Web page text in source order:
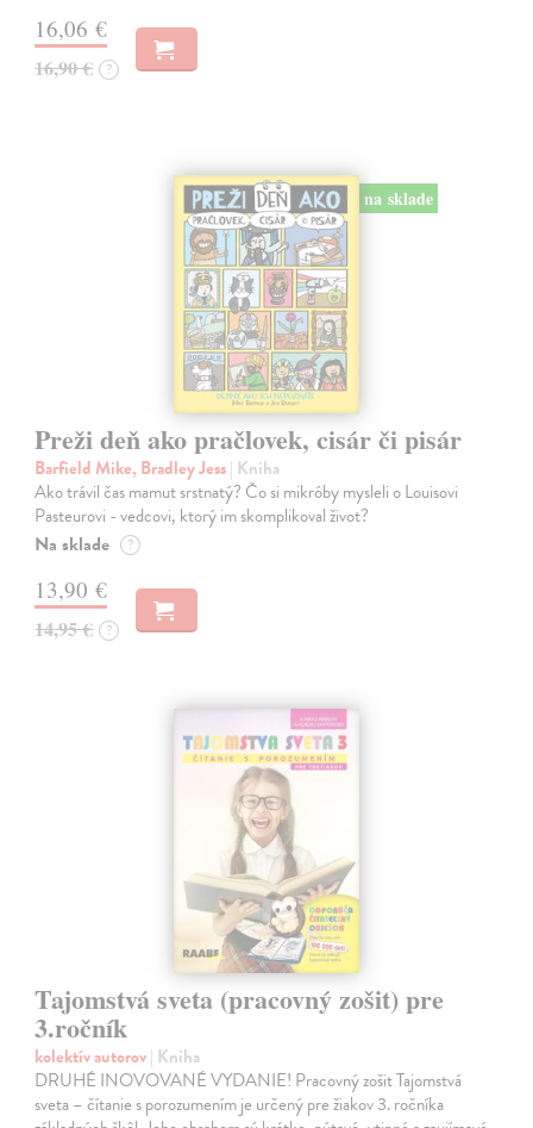
16,06 €
16,90 € ?
na sklade
Preži deň ako pračlovek, cisár či pisár
Barfield Mike, Bradley Jess| Kniha
Ako trávil čas mamut srstnatý? Čo si mikróby mysleli o Louisovi
Pasteurovi - vedcovi, ktorý im skomplikoval život?
Na sklade ?
13,90 €
14,95 € ?
Tajomstvá sveta (pracovný zošit) pre
3.ročník
kolektív autorov| Kniha
DRUHÉ INOVOVANÉ VYDANIE! Pracovný zošit Tajomstvá
sveta – čítanie s porozumením je určený pre žiakov 3. ročníka